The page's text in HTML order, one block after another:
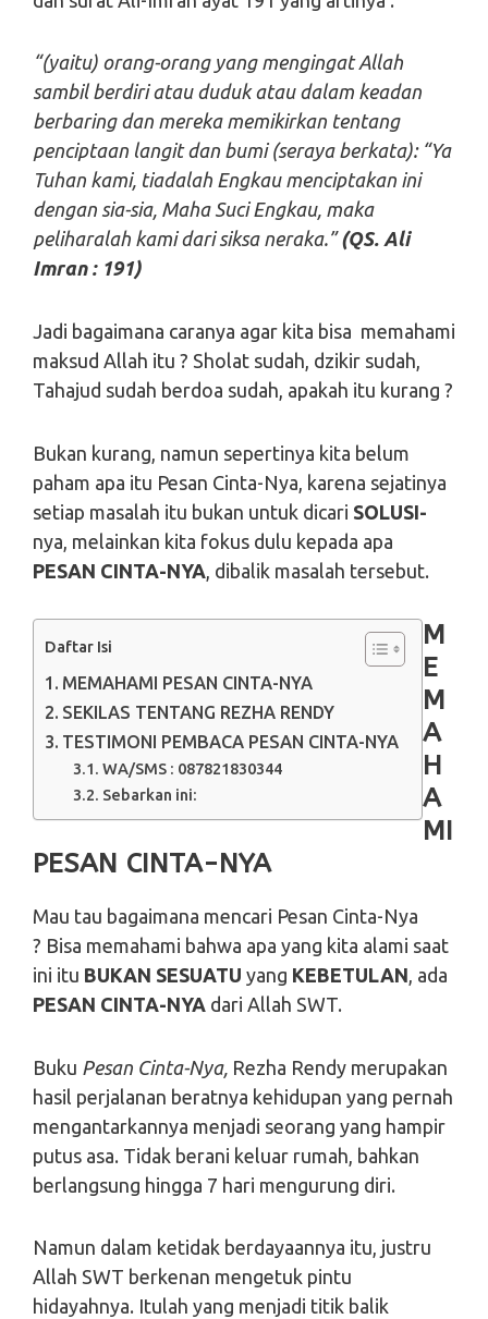
“(yaitu) orang-orang yang mengingat Allah
sambil berdiri atau duduk atau dalam keadan
berbaring dan mereka memikirkan tentang
penciptaan langit dan bumi (seraya berkata): “Ya
Tuhan kami, tiadalah Engkau menciptakan ini
dengan sia-sia, Maha Suci Engkau, maka
peliharalah kami dari siksa neraka.”(QS. Ali
Imran : 191)
Jadi bagaimana caranya agar kita bisa memahami
maksud Allah itu ? Sholat sudah, dzikir sudah,
Tahajud sudah berdoa sudah, apakah itu kurang ?
Bukan kurang, namun sepertinya kita belum
paham apa itu Pesan Cinta-Nya, karena sejatinya
setiap masalah itu bukan untuk dicari SOLUSI-
nya, melainkan kita fokus dulu kepada apa
PESAN CINTA-NYA , dibalik masalah tersebut.
Daftar Isi
MEMAHAMI PESAN CINTA-NYA
SEKILAS TENTANG REZHA RENDY
TESTIMONI PEMBACA PESAN CINTA-NYA
WA/SMS : 087821830344
Sebarkan ini:
M
E
M
A
H
A
MI
PESAN CINTA-NYA
Mau tau bagaimana mencari Pesan Cinta-Nya
? Bisa memahami bahwa apa yang kita alami saat
ini itu BUKAN SESUATU yang KEBETULAN, ada
PESAN CINTA-NYA dari Allah SWT.
Buku Pesan Cinta-Nya, Rezha Rendy merupakan
hasil perjalanan beratnya kehidupan yang pernah
mengantarkannya menjadi seorang yang hampir
putus asa. Tidak berani keluar rumah, bahkan
berlangsung hingga 7 hari mengurung diri.
Namun dalam ketidak berdayaannya itu, justru
Allah SWT berkenan mengetuk pintu
hidayahnya. Itulah yang menjadi titik balik